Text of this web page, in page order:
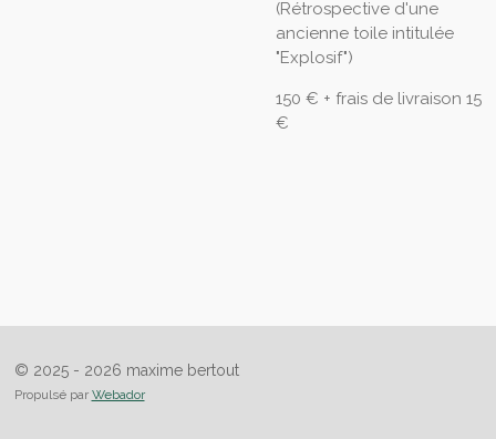
(Rétrospective d'une
ancienne toile intitulée
"Explosif")
150 € + frais de livraison 15
€
© 2025 - 2026 maxime bertout
Propulsé par Webador